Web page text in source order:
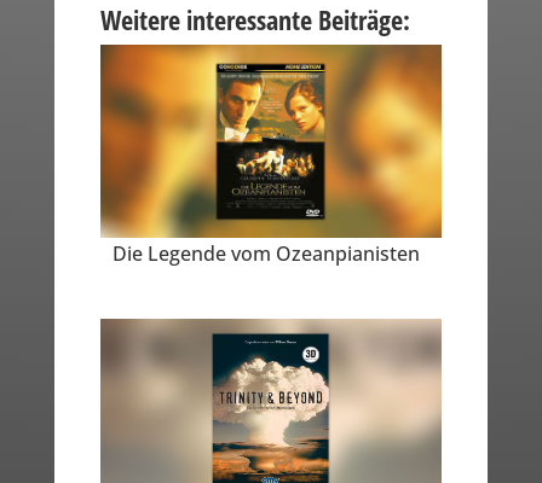
Weitere interessante Beiträge:
Die Legende vom Ozeanpianisten